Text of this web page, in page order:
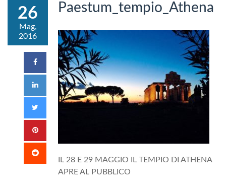
26
Mag,
2016
Paestum_tempio_Athena
IL 28 E 29 MAGGIO IL TEMPIO DI ATHENA
APRE AL PUBBLICO